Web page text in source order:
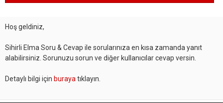
Hoş geldiniz,
Sihirli Elma Soru & Cevap ile sorularınıza en kısa zamanda yanıt
alabilirsiniz. Sorunuzu sorun ve diğer kullanıcılar cevap versin.
Detaylı bilgi için buraya tıklayın.